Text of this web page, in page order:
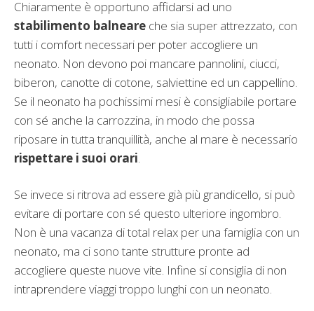
Chiaramente è opportuno affidarsi ad uno
stabilimento balneare che sia super attrezzato, con
tutti i comfort necessari per poter accogliere un
neonato. Non devono poi mancare pannolini, ciucci,
biberon, canotte di cotone, salviettine ed un cappellino.
Se il neonato ha pochissimi mesi è consigliabile portare
con sé anche la carrozzina, in modo che possa
riposare in tutta tranquillità, anche al mare è necessario
rispettare i suoi orari.
Se invece si ritrova ad essere già più grandicello, si può
evitare di portare con sé questo ulteriore ingombro.
Non è una vacanza di total relax per una famiglia con un
neonato, ma ci sono tante strutture pronte ad
accogliere queste nuove vite. Infine si consiglia di non
intraprendere viaggi troppo lunghi con un neonato.